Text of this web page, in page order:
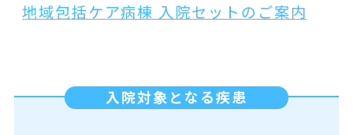
地域包括ケア病棟 入院セットのご案内
入院対象となる疾患